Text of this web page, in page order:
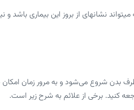
نشانه­ای از بروز این بیماری باشد و
بدن شروع می‌شود و به مرور زمان
کنید. برخی از علائم به شرح زیر است.